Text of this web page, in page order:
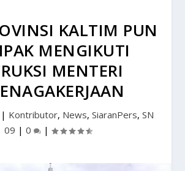
KALTIM PUN
MENGIKUTI
MENTERI
| Kontributor, News, SiaranPers, SN
09 | 0 |